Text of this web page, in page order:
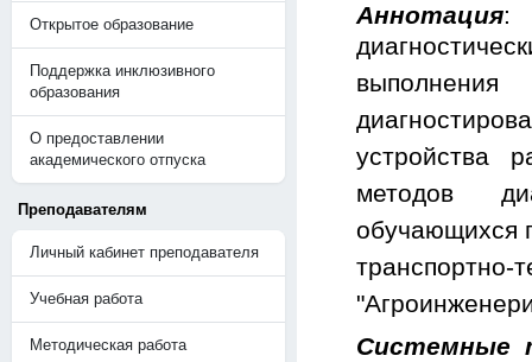
Открытое образование
Поддержка инклюзивного
образования
О предоставлении
академического отпуска
Преподавателям
Личный кабинет преподавателя
Учебная работа
Методическая работа
Аннотация:
устройства
методов
обучающихся
Системные